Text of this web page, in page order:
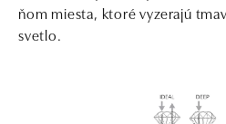
ňom miesta, ktoré vyzerajú
svetlo.